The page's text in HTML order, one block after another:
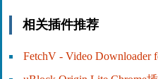
相关插件推荐
FetchV - Video